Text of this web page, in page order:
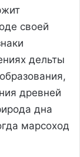
своей
дельты
древней
дна
марсоход